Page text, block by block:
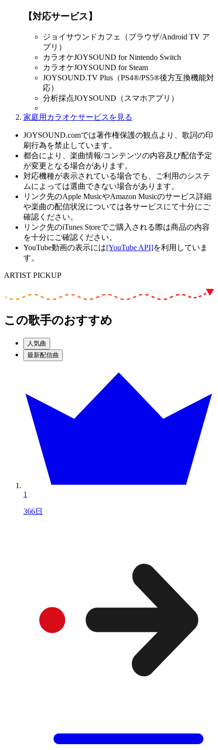
【対応サービス】
ジョイサウンドカフェ（ブラウザ/Android TV ア
プリ）
カラオケJOYSOUND for Nintendo Switch
カラオケJOYSOUND for Steam
JOYSOUND.TV Plus（PS4®/PS5®後方互換機能対
応）
分析採点JOYSOUND（スマホアプリ）
家庭用カラオケサービスを見る
JOYSOUND.comでは著作権保護の観点より、歌詞の印
刷行為を禁止しています。
都合により、楽曲情報/コンテンツの内容及び配信予定
が変更となる場合があります。
対応機種が表示されている場合でも、ご利用のシステ
ムによっては選曲できない場合があります。
リンク先のApple MusicやAmazon Musicのサービス詳細
や楽曲の配信状況については各サービスにて十分にご
確認ください。
リンク先のiTunes Storeでご購入される際は商品の内容
を十分にご確認ください。
YouTube動画の表示には[YouTube API]を利用していま
す。
ARTIST PICKUP
この歌手のおすすめ
人気曲
最新配信曲
1
366日